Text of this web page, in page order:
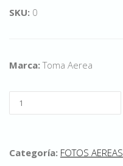
SKU: 0
Marca:Toma Aerea
Categoría: FOTOS AEREAS